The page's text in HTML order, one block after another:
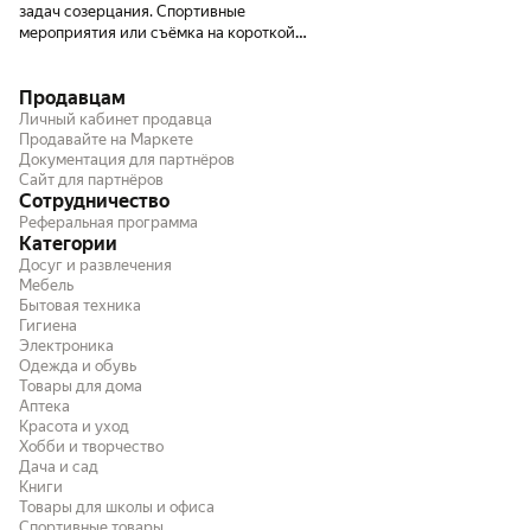
задач созерцания. Спортивные
мероприятия или съёмка на короткой
неспешных атмосферных пейзажей,
портретов и панорам - идеальная
картинка. С Гелиосом сдружилась как с
родным, только нужно включить функцию
«работать без объектива». АКБ
совершеннейшее чудо - заряжается долго,
но и работает тоже дольше.
Продавцам
Личный кабинет продавца
Продавайте на Маркете
Документация для партнёров
Сайт для партнёров
Сотрудничество
Реферальная программа
Категории
Досуг и развлечения
Мебель
Бытовая техника
Гигиена
Электроника
Одежда и обувь
Товары для дома
Аптека
Красота и уход
Хобби и творчество
Дача и сад
Книги
Товары для школы и офиса